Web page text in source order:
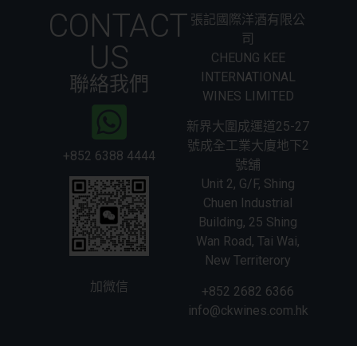
CONTACT
US
聯絡我們
+852 6388 4444
加微信
張記國際洋酒有限公
司
CHEUNG KEE
INTERNATIONAL
WINES LIMITED
新界大圍成運道25-27
號成全工業大廈地下2
號舖
Unit 2, G/F, Shing
Chuen Industrial
Building, 25 Shing
Wan Road, Tai Wai,
New Territerory
+852 2682 6366
info@ckwines.com.hk